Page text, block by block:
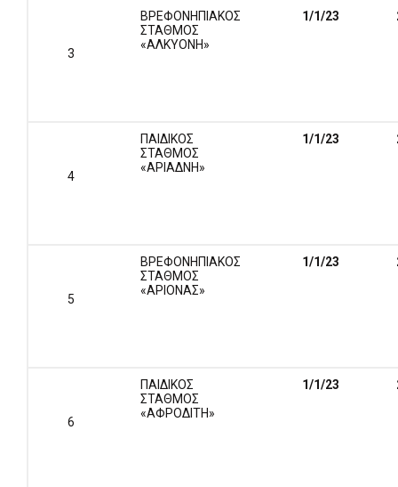
3
ΒΡΕΦΟΝΗΠΙΑΚΟΣ
ΣΤΑΘΜΟΣ
«ΑΛΚΥΟΝΗ»
1/1/23
4
ΠΑΙΔΙΚΟΣ
ΣΤΑΘΜΟΣ
«ΑΡΙΑΔΝΗ»
1/1/23
5
ΒΡΕΦΟΝΗΠΙΑΚΟΣ
ΣΤΑΘΜΟΣ
«ΑΡΙΟΝΑΣ»
1/1/23
6
ΠΑΙΔΙΚΟΣ
ΣΤΑΘΜΟΣ
«ΑΦΡΟΔΙΤΗ»
1/1/23